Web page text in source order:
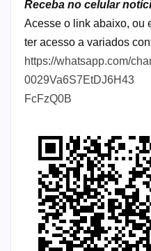
Receba no celular
Acesse o link abaixo, ou
ter acesso a variados
https://whatsapp.com/
0029Va6S7EtDJ6H43
FcFzQ0B